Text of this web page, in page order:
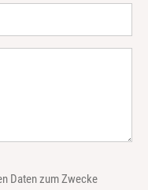
Daten zum Zwecke